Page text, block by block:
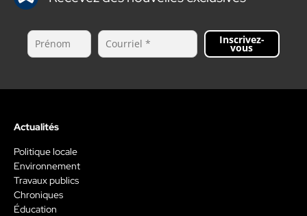
Inscrivez-
vous
Actualités
Politique locale
Environnement
Travaux publics
Chroniques
Éducation